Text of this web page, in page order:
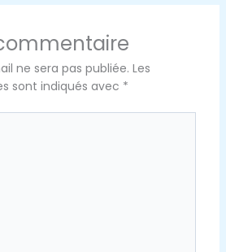
ne sera pas publiée. Les
sont indiqués avec *